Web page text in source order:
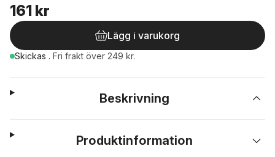
161 kr
Lägg i varukorg
Skickas . Fri frakt över 249 kr.
Beskrivning
Produktinformation